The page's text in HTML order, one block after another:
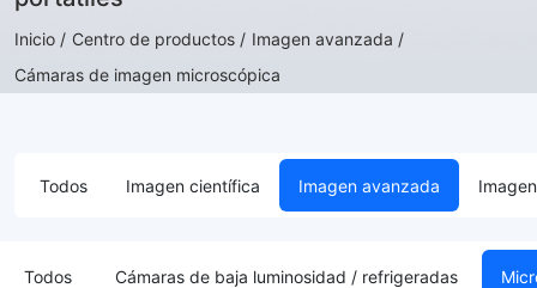
Inicio / Centro de productos / Imagen avanzada /
Cámaras de imagen microscópica
Todos Imagen científica Imagen avanzada
Todos Cámaras de baja luminosidad / refrigeradas